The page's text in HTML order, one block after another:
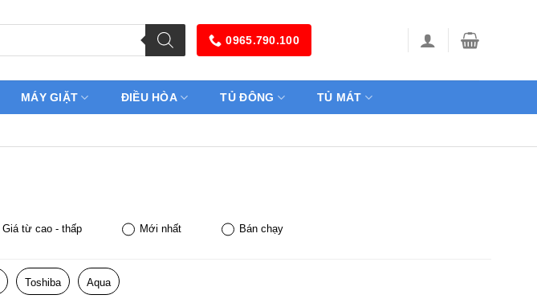
0965.790.100
MÁY GIẶT ĐIỀU HÒA TỦ ĐÔNG TỦ MÁT
Giá từ cao - thấp Mới nhất Bán chạy
Toshiba Aqua